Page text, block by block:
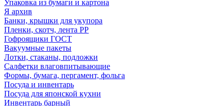
Упаковка из бумаги и картона
Я архив
Банки, крышки для укупора
Пленки, скотч, лента РР
Гофроящики ГОСТ
Вакуумные пакеты
Лотки, стаканы, подложки
Салфетки влаговпитывающие
Формы, бумага, пергамент, фольга
Посуда и инвентарь
Посуда для японской кухни
Инвентарь барный